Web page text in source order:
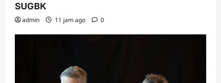
SUGBK
admin 11 jam ago 0